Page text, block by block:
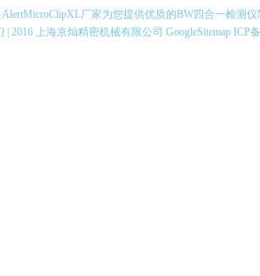
厂家为您提供优质的BW四合一检测
| 2016 上海京灿精密机械有限公司 GoogleSitemap ICP